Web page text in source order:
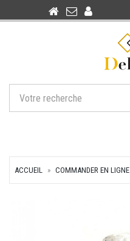
ACCUEIL COMMANDER EN LIGNE